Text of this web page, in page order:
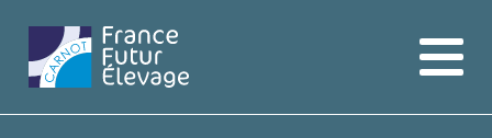
France
Futur
Elevage